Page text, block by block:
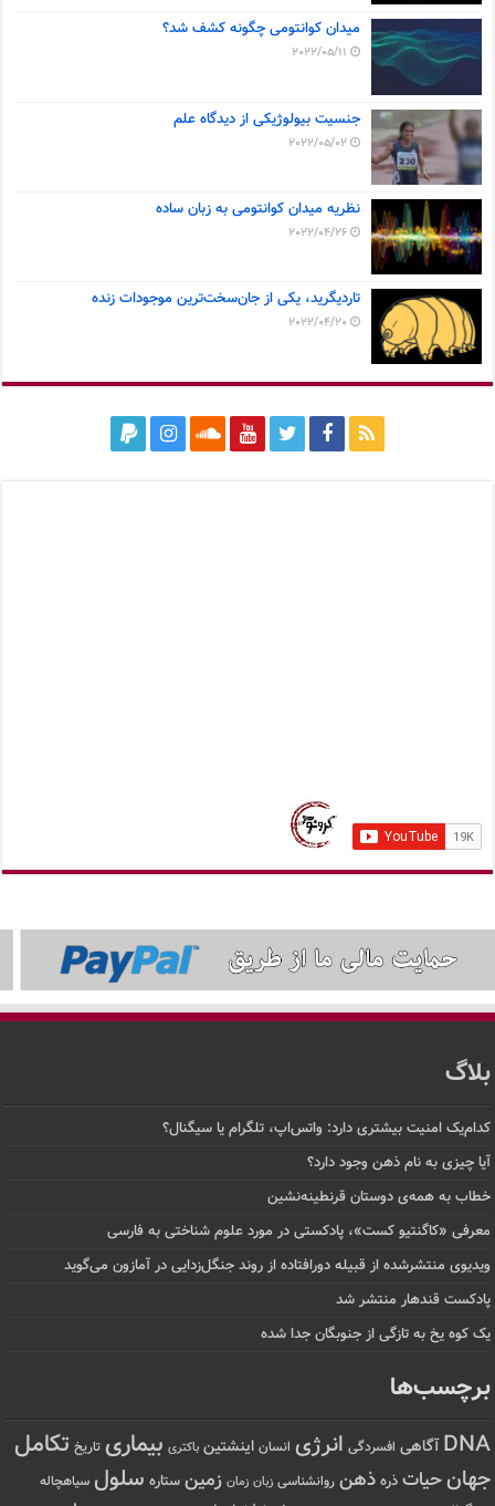
میدان کوانتومی چگونه کشف شد؟
2022/05/11
جنسیت بیولوژیکی از دیدگاه علم
2022/05/02
نظریه میدان کوانتومی به زبان ساده
2022/04/26
تاردیگرید، یکی از جان‌سخت‌ترین موجودات زنده
2022/04/20
بلاگ
کدام‌یک امنیت بیشتری دارد: واتس‌اپ، تلگرام یا سیگنال؟
آیا چیزی به نام ذهن وجود دارد؟
خطاب به همه‌ی دوستان قرنطینه‌نشین
معرفی «کاگنتیو کست»، پادکستی در مورد علوم شناختی به فارسی
ویدیوی منتشرشده از قبیله دورافتاده‌ از روند جنگل‌زدایی در آمازون می‌گوید
پادکست قندهار منتشر شد
یک کوه یخ به تازگی از جنوبگان جدا شده
برچسب‌ها
DNA آگاهی افسردگی انرژی انسان اینشتین باکتری بیماری تاریخ تکامل
جهانحیات ذره ذهن روانشناسی زبان زمان زمین ستاره سلول سیاهچاله